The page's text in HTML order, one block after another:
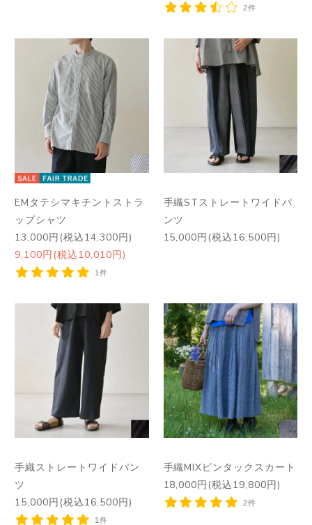
2件
EMタテシマキチントストラ
ップシャツ
13,000円(税込14,300円)
9,100円(税込10,010円)
1件
手織STストレートワイドパ
ンツ
15,000円(税込16,500円)
手織ストレートワイドパン
ツ
15,000円(税込16,500円)
1件
手織MIXピンタックスカート
18,000円(税込19,800円)
2件